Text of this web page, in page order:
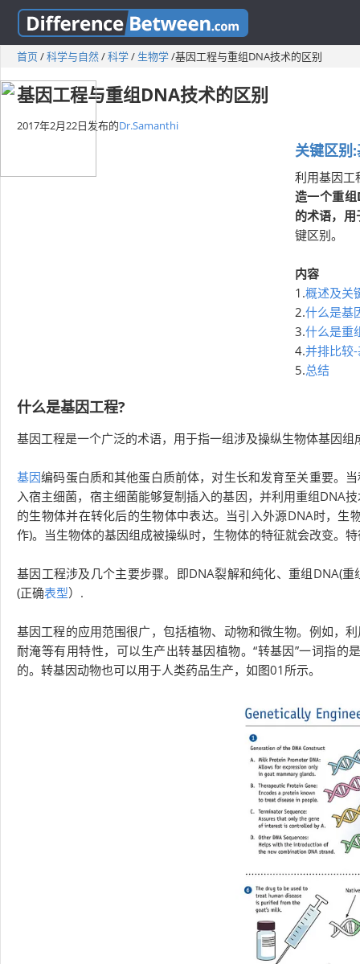
首页/科学与自然/科学/ 生物学/基因工程与重组DNA技术的区别
基因工程与重组DNA技术的区别
2017年2月22日发布的Dr.Samanthi
关键区别
利用基因工
造一个重
的术语，
键区别。
内容
1.概述及关
2.什么是基
3.什么是重
4.并排比较
5.总结
什么是基因工程?
基因工程是一个广泛的术语，用于指一组涉及操纵生物体基因
基因编码蛋白质和其他蛋白质前体，对生长和发育至关重要。
入宿主细菌，宿主细菌能够复制插入的基因，并利用重组DNA
的生物体并在转化后的生物体中表达。当引入外源DNA时，
作)。当生物体的基因组成被操纵时，生物体的特征就会改变。
基因工程涉及几个主要步骤。即DNA裂解和纯化、重组DNA(
(正确表型）.
基因工程的应用范围很广，包括植物、动物和微生物。例如，
耐淹等有用特性，可以生产出转基因植物。“转基因”一词指
的。转基因动物也可以用于人类药品生产，如图01所示。